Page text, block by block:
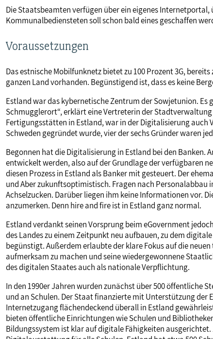
Die Staatsbeamten verfügen über ein eigenes
Kommunalbediensteten soll schon bald eines geschaffen
Voraussetzungen
Das estnische Mobilfunknetz bietet zu 100 Prozent 3G,
ganzen Land vorhanden. Begünstigend ist, dass es keine
Estland war das kybernetische Zentrum der Sowjetunion.
Schmugglerort“, erklärt eine Vertreterin der
Fertigungsstätten in Estland, war in der Digitalisierung auch
Schweden gegründet wurde, vier der sechs Gründer waren
Begonnen hat die Digitalisierung in Estland bei den Banken.
entwickelt werden, also auf der Grundlage der verfügbaren
diesen Prozess in Estland als Banker mit gesteuert. Der
und Aber zukunftsoptimistisch. Fragen nach
Achselzucken. Darüber liegen ihm keine Informationen vor.
anzumerken. Denn hire and fire ist in Estland ganz normal.
Estland verdankt seinen Vorsprung beim eGovernment
des Landes zu einem Zeitpunkt neu aufbauen, zu dem
begünstigt. Außerdem erlaubte der klare Fokus auf die
aufmerksam zu machen und seine wiedergewonnene
des digitalen Staates auch als nationale Verpflichtung.
In den 1990er Jahren wurden zunächst über 500
und an Schulen. Der Staat finanzierte mit Unterstützung der
Internetzugang flächendeckend überall in Estland
bieten öffentliche Einrichtungen wie Schulen und
Bildungssystem ist klar auf digitale Fähigkeiten